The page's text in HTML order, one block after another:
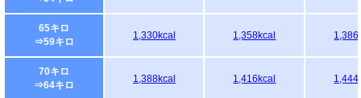
65キロ
⇒59キロ
1,330kcal 1,358kcal
70キロ
⇒64キロ
1,388kcal 1,416kcal